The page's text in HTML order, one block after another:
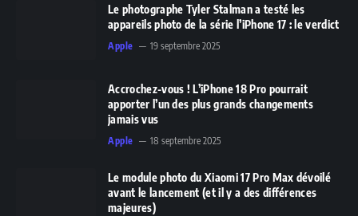
Le photographe Tyler Stalman a testé les
appareils photo de la série l’iPhone 17 : le verdict
Apple 19 septembre 2025
Accrochez-vous ! L’iPhone 18 Pro pourrait
apporter l’un des plus grands changements
jamais vus
Apple 18 septembre 2025
Le module photo du Xiaomi 17 Pro Max dévoilé
avant le lancement (et il y a des différences
majeures)